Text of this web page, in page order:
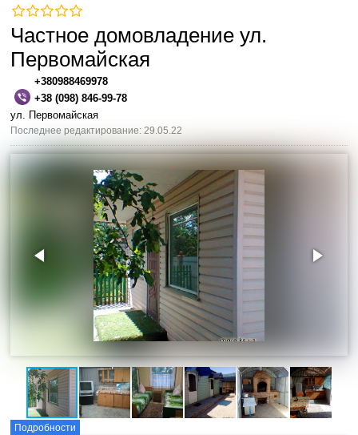
Частное домовладение ул.
Первомайская
+380988469978
+38 (098) 846-99-78
ул. Первомайская
Последнее редактирование: 29.05.22
Подробности